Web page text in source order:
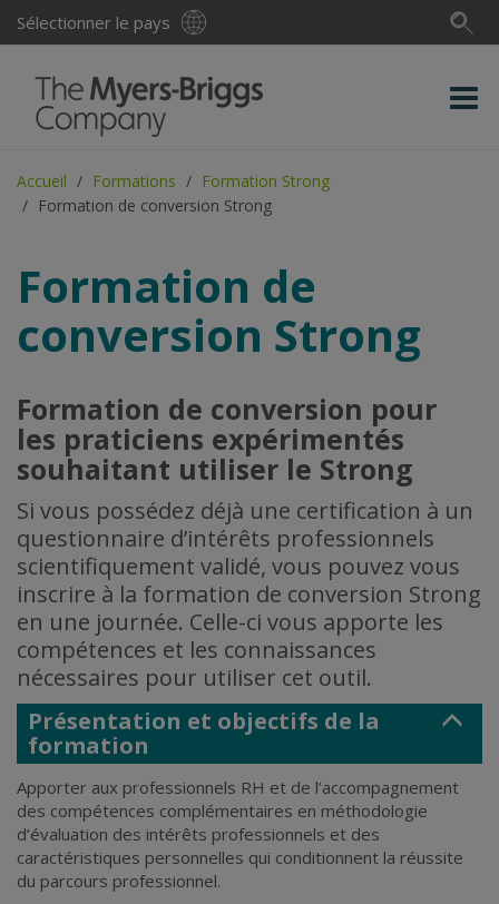
Sélectionner le pays
Accueil Formations
Formation Strong
Formation de conversion Strong
Formation de
conversion Strong
Formation de conversion pour
les praticiens expérimentés
souhaitant utiliser le Strong
Si vous possédez déjà une certification à un
questionnaire d’intérêts professionnels
scientifiquement validé, vous pouvez vous
inscrire à la formation de conversion Strong
en une journée. Celle-ci vous apporte les
compétences et les connaissances
nécessaires pour utiliser cet outil.
Présentation et objectifs de la
formation
Apporter aux professionnels RH et de l’accompagnement
des compétences complémentaires en méthodologie
d’évaluation des intérêts professionnels et des
caractéristiques personnelles qui conditionnent la réussite
du parcours professionnel.